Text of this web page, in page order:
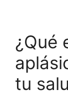
¿Qué
tu